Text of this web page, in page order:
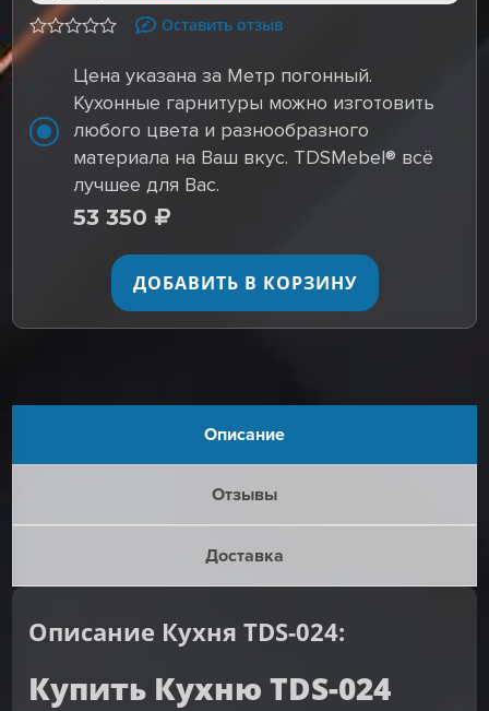
Оставить отзыв
Цена указана за Метр погонный.
Кухонные гарнитуры можно изготовить
любого цвета и разнообразного
материала на Ваш вкус. TDSMebel® всё
лучшее для Вас.
53 350
ДОБАВИТЬ В КОРЗИНУ
Описание
Отзывы
Доставка
Описание Кухня TDS-024:
Купить Кухню TDS-024